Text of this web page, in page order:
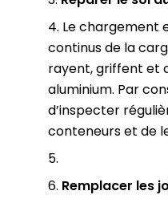
Le chargement
continus de la
rayent, griffent et
aluminium. Par
d’inspecter
conteneurs et de
Remplacer les